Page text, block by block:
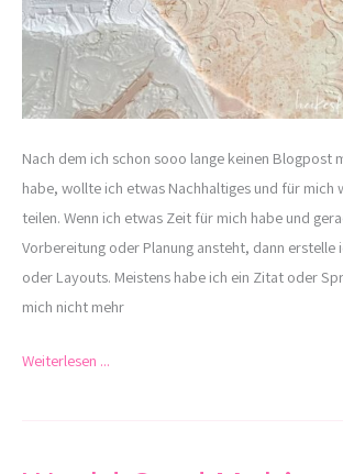
Nach dem ich schon sooo lange keinen Blogpost
habe, wollte ich etwas Nachhaltiges und für mich
teilen. Wenn ich etwas Zeit für mich habe und
Vorbereitung oder Planung ansteht, dann erstelle
oder Layouts. Meistens habe ich ein Zitat oder
mich nicht mehr
Weiterlesen ...